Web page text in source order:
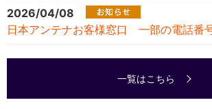
2026/04/08
日本アンテナお客様窓口 一部の電話番
一覧はこちら